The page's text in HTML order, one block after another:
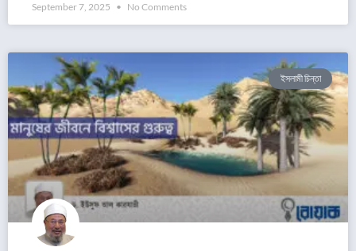
September 7, 2025 No Comments
ইসলামী চিন্তা